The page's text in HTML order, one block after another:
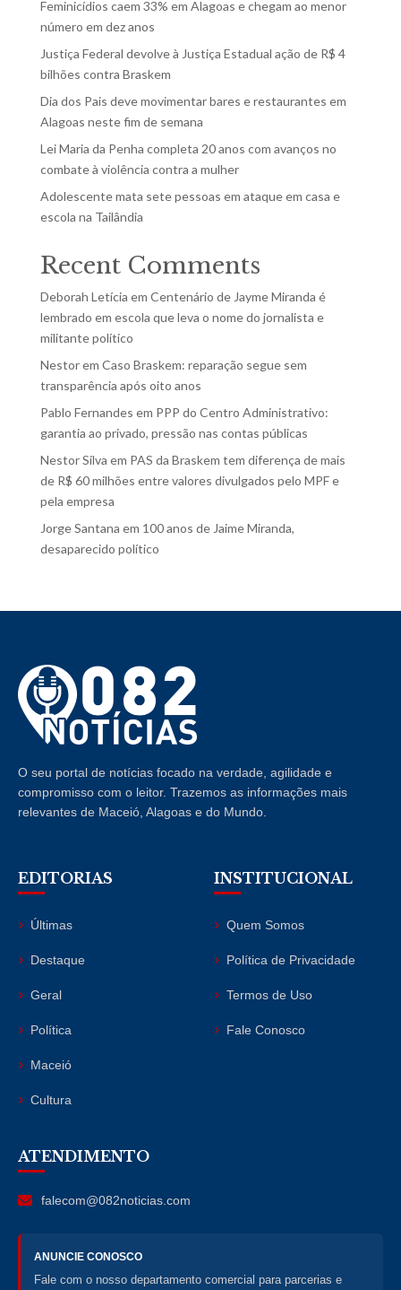
Feminicídios caem 33% em Alagoas e chegam ao menor
número em dez anos
Justiça Federal devolve à Justiça Estadual ação de R$ 4
bilhões contra Braskem
Dia dos Pais deve movimentar bares e restaurantes em
Alagoas neste fim de semana
Lei Maria da Penha completa 20 anos com avanços no
combate à violência contra a mulher
Adolescente mata sete pessoas em ataque em casa e
escola na Tailândia
Recent Comments
Deborah Letícia em Centenário de Jayme Miranda é
lembrado em escola que leva o nome do jornalista e
militante político
Nestorem Caso Braskem: reparação segue sem
transparência após oito anos
Pablo Fernandes em PPP do Centro Administrativo:
garantia ao privado, pressão nas contas públicas
Nestor Silva em PAS da Braskem tem diferença de mais
de R$ 60 milhões entre valores divulgados pelo MPF e
pela empresa
Jorge Santana em 100 anos de Jaime Miranda,
desaparecido político
O seu portal de notícias focado na verdade, agilidade e
compromisso com o leitor. Trazemos as informações mais
relevantes de Maceió, Alagoas e do Mundo.
EDITORIAS
Últimas
Destaque
Geral
Política
Maceió
Cultura
INSTITUCIONAL
Quem Somos
Política de Privacidade
Termos de Uso
Fale Conosco
ATENDIMENTO
falecom@082noticias.com
ANUNCIE CONOSCO
Fale com o nosso departamento comercial para parcerias e